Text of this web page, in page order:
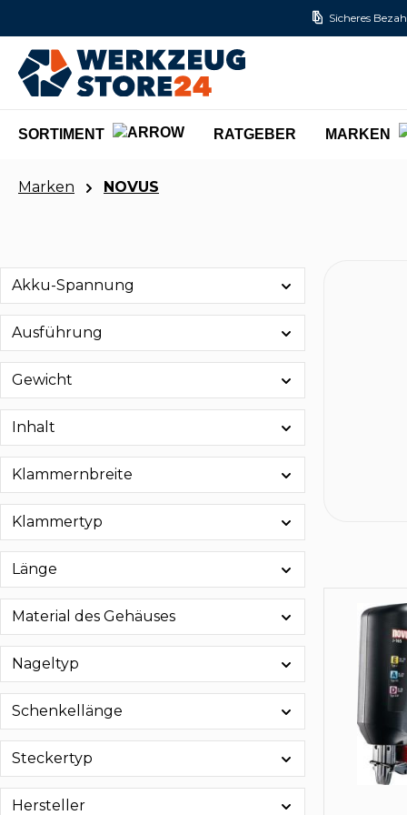
Sicheres
SORTIMENT RATGEBER MARKEN
Marken NOVUS
Akku-Spannung
Ausführung
Gewicht
Inhalt
Klammernbreite
Klammertyp
Länge
Material des Gehäuses
Nageltyp
Schenkellänge
Steckertyp
Hersteller